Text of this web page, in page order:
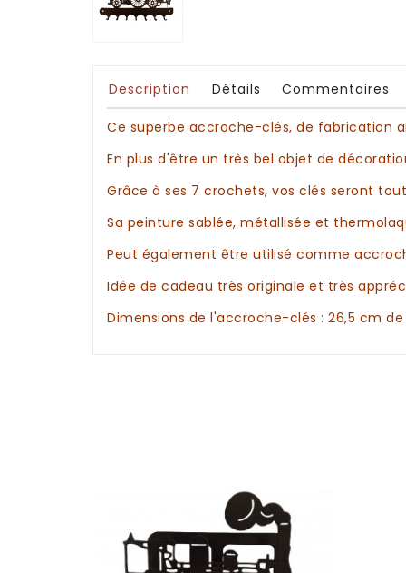
Description Détails Commentaires
Ce superbe accroche-clés, de fabrication
En plus d'être un très bel objet de
Grâce à ses 7 crochets, vos clés seront
Sa peinture sablée, métallisée et
Peut également être utilisé comme
Idée de cadeau très originale et très
Dimensions de l'accroche-clés : 26,5 cm